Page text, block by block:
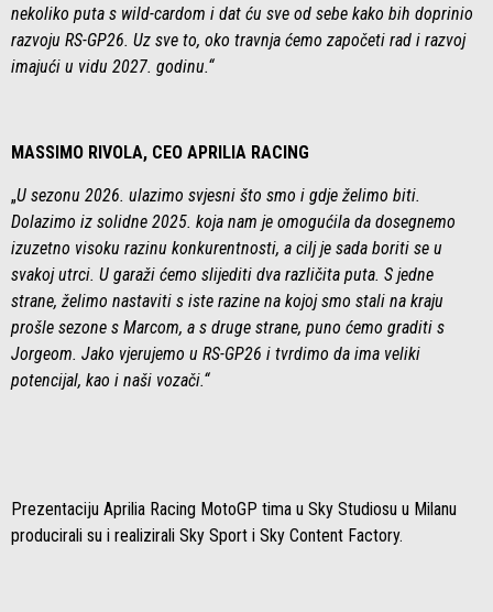
nekoliko puta s wild-cardom i dat ću sve od sebe kako bih doprinio
razvoju RS-GP26. Uz sve to, oko travnja ćemo započeti rad i razvoj
imajući u vidu 2027. godinu.“
MASSIMO RIVOLA, CEO APRILIA RACING
„U sezonu 2026. ulazimo svjesni što smo i gdje želimo biti.
Dolazimo iz solidne 2025. koja nam je omogućila da dosegnemo
izuzetno visoku razinu konkurentnosti, a cilj je sada boriti se u
svakoj utrci. U garaži ćemo slijediti dva različita puta. S jedne
strane, želimo nastaviti s iste razine na kojoj smo stali na kraju
prošle sezone s Marcom, a s druge strane, puno ćemo graditi s
Jorgeom. Jako vjerujemo u RS-GP26 i tvrdimo da ima veliki
potencijal, kao i naši vozači.“
Prezentaciju Aprilia Racing MotoGP tima u Sky Studiosu u Milanu
producirali su i realizirali Sky Sport i Sky Content Factory.